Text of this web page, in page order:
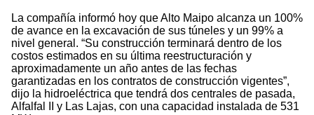
La compañía informó hoy que Alto Maipo alcanza un 100%
de avance en la excavación de sus túneles y un 99% a
nivel general. “Su construcción terminará dentro de los
costos estimados en su última reestructuración y
aproximadamente un año antes de las fechas
garantizadas en los contratos de construcción vigentes”,
dijo la hidroeléctrica que tendrá dos centrales de pasada,
Alfalfal II y Las Lajas, con una capacidad instalada de 531